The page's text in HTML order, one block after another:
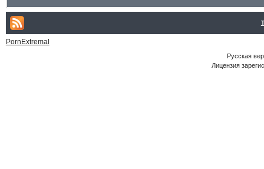
PornExtremal
Русская
Лицензия